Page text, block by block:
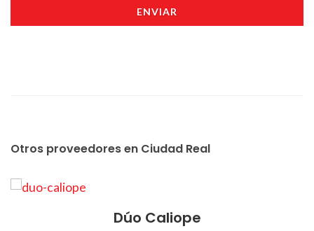
ENVIAR
Otros proveedores en Ciudad Real
Dúo Caliope